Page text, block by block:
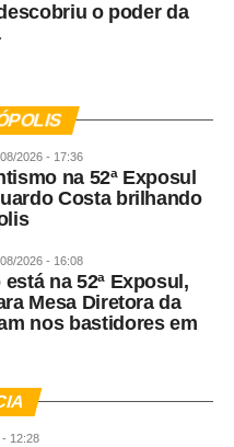
o poder da
2026 - 17:36
na 52ª Exposul
Costa brilhando
2026 - 16:08
na 52ª Exposul,
Mesa Diretora da
nos bastidores em
12:28